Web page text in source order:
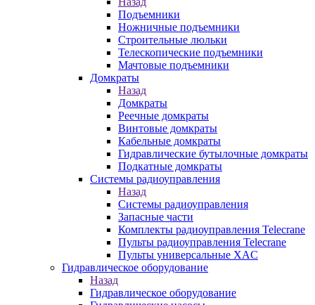
Подъемники
Ножничные подъемники
Строительные люльки
Телескопические подъемники
Мачтовые подъемники
Домкраты
Назад
Домкраты
Реечные домкраты
Винтовые домкраты
Кабельные домкраты
Гидравлические бутылочные домкраты
Подкатные домкраты
Системы радиоуправления
Назад
Системы радиоуправления
Запасные части
Комплекты радиоуправления Telecrane
Пульты радиоуправления Telecrane
Пульты универсальные XAC
Гидравлическое оборудование
Назад
Гидравлическое оборудование